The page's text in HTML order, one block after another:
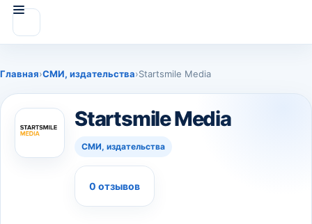
Главная›СМИ, издательства›Startsmile Media
Startsmile Media
СМИ, издательства
0 отзывов